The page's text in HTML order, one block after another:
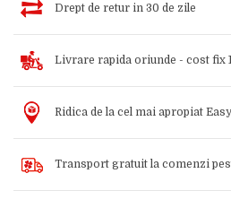
Drept de retur in 30 de zile
Livrare rapida oriunde - cost fix
Ridica de la cel mai apropiat
Transport gratuit la comenzi